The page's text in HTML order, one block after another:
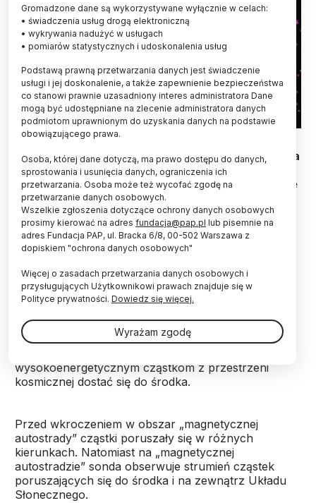
Amerykańska sonda kosmiczna Voyager 1 wleciała
w nowy obszar na dalekich krańcach naszego
układu planetarnego. Naukowcy z NASA sądzą, że
to już końcowa strefa Układu Słonecznego, a na
podstawie zarejestrowanych własności
porównują ją do „magnetycznej autostrady” dla
naładowanych cząstek.
Nowy obszar otrzymał miano „magnetycznej
autostrady”, bowiem linie pola magnetycznego
pola magnetycznego. To połączenie pozwala
niskoenergetycznym naładowanym cząstkom z
wysokoenergetycznym cząstkom z przestrzeni
kosmicznej dostać się do środka.
Przed wkroczeniem w obszar „magnetycznej
autostrady” cząstki poruszały się w różnych
kierunkach. Natomiast na „magnetycznej
autostradzie” sonda obserwuje strumień cząstek
poruszających się do środka i na zewnątrz Układu
Słonecznego.
Gromadzone dane są wykorzystywane wyłącznie w celach:
• świadczenia usług drogą elektroniczną
• wykrywania nadużyć w usługach
• pomiarów statystycznych i udoskonalenia usług
Podstawą prawną przetwarzania danych jest świadczenie
usługi i jej doskonalenie, a także zapewnienie bezpieczeństwa
co stanowi prawnie uzasadniony interes administratora Dane
mogą być udostępniane na zlecenie administratora danych
podmiotom uprawnionym do uzyskania danych na podstawie
obowiązującego prawa.
Osoba, której dane dotyczą, ma prawo dostępu do danych,
sprostowania i usunięcia danych, ograniczenia ich
przetwarzania. Osoba może też wycofać zgodę na
przetwarzanie danych osobowych.
Wszelkie zgłoszenia dotyczące ochrony danych osobowych
prosimy kierować na adres fundacja@pap.pl lub pisemnie na
adres Fundacja PAP, ul. Bracka 6/8, 00-502 Warszawa z
dopiskiem "ochrona danych osobowych"
Więcej o zasadach przetwarzania danych osobowych i
przysługujących Użytkownikowi prawach znajduje się w
Polityce prywatności. Dowiedz się więcej.
Wyrażam zgodę